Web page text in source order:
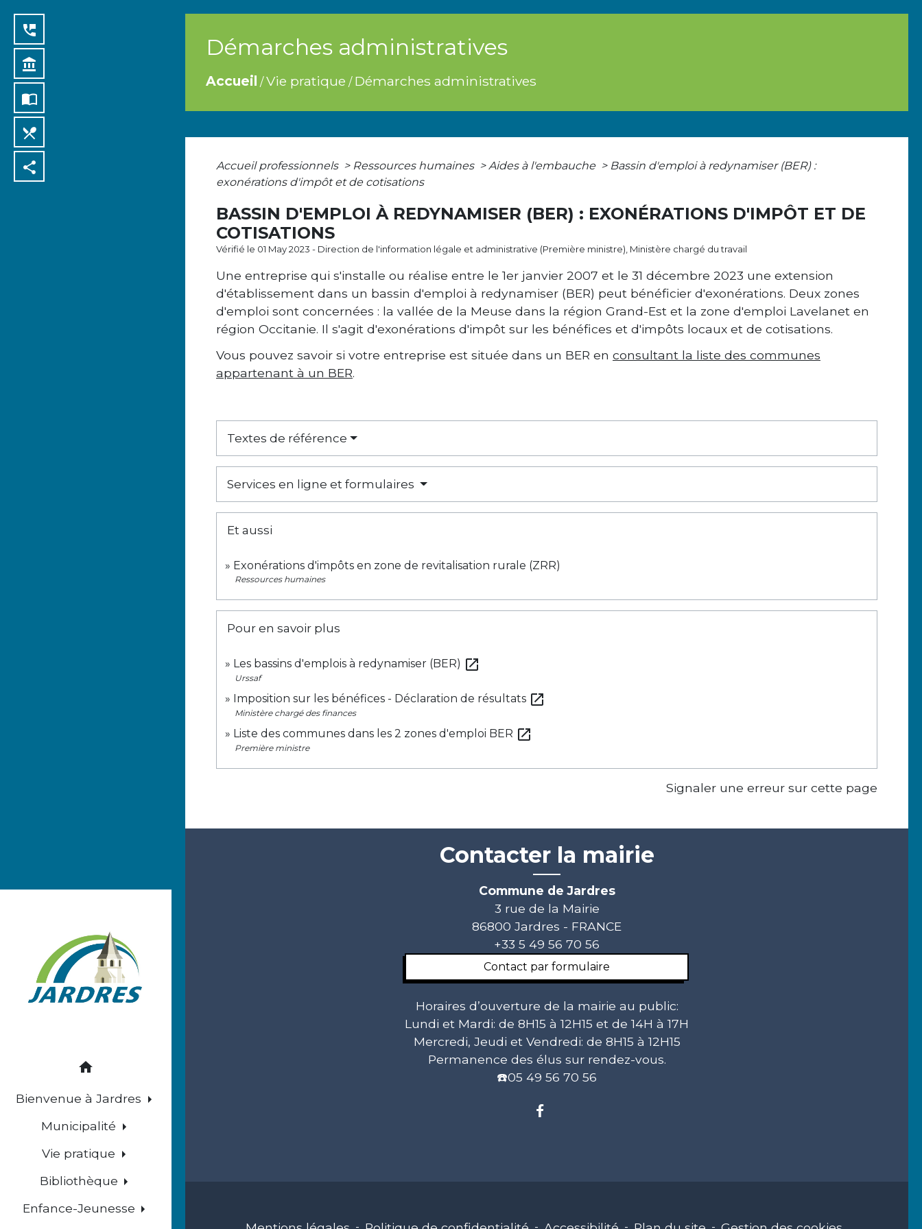
home
Bienvenue à Jardres
Municipalité
Vie pratique
Bibliothèque
Enfance-Jeunesse
Démarches administratives
Accueil /Vie pratique / Démarches administratives
perm_phone_msg
account_balance
import_contacts
local_dining
share Accueil professionnels > Ressources humaines > Aides à l'embauche > Bassin d'emploi à redynamiser (BER) :
exonérations d'impôt et de cotisations
BASSIN D'EMPLOI À REDYNAMISER (BER) : EXONÉRATIONS D'IMPÔT ET DE
COTISATIONS
Vérifié le 01 May 2023 - Direction de l'information légale et administrative (Première ministre), Ministère chargé du travail
Une entreprise qui s'installe ou réalise entre le 1er janvier 2007 et le 31 décembre 2023 une extension
d'établissement dans un bassin d'emploi à redynamiser (BER) peut bénéficier d'exonérations. Deux zones
d'emploi sont concernées : la vallée de la Meuse dans la région Grand-Est et la zone d'emploi Lavelanet en
région Occitanie. Il s'agit d'exonérations d'impôt sur les bénéfices et d'impôts locaux et de cotisations.
Vous pouvez savoir si votre entreprise est située dans un BER en consultant la liste des communes
appartenant à un BER.
Textes de référence
Services en ligne et formulaires
Et aussi
Exonérations d'impôts en zone de revitalisation rurale (ZRR)
Ressources humaines
Pour en savoir plus
Les bassins d'emplois à redynamiser (BER) open_in_new
Urssaf
Imposition sur les bénéfices - Déclaration de résultats open_in_new
Ministère chargé des finances
Liste des communes dans les 2 zones d'emploi BER open_in_new
Première ministre
Signaler une erreur sur cette page
Contacter la mairie
Commune de Jardres
3 rue de la Mairie
86800 Jardres - FRANCE
+33 5 49 56 70 56
Contact par formulaire
Horaires d’ouverture de la mairie au public:
Lundi et Mardi: de 8H15 à 12H15 et de 14H à 17H
Mercredi, Jeudi et Vendredi: de 8H15 à 12H15
Permanence des élus sur rendez-vous.
☎️05 49 56 70 56